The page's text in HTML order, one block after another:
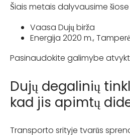
Šiais metais dalyvausime
Vaasa Dujų birža
Energija 2020 m., Tamperė
Pasinaudokite galimybe
Dujų degalinių
kad jis apimtų
Transporto srityje tvarūs